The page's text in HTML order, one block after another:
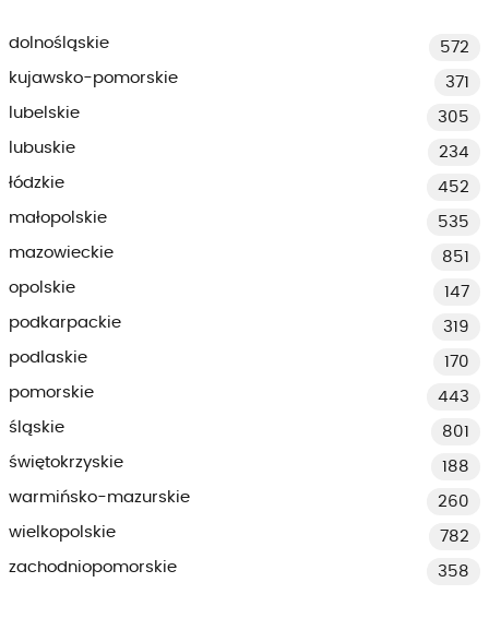
dolnośląskie
572
kujawsko-pomorskie
371
lubelskie
305
lubuskie
234
łódzkie
452
małopolskie
535
mazowieckie
851
opolskie
147
podkarpackie
319
podlaskie
170
pomorskie
443
śląskie
801
świętokrzyskie
188
warmińsko-mazurskie
260
wielkopolskie
782
zachodniopomorskie
358